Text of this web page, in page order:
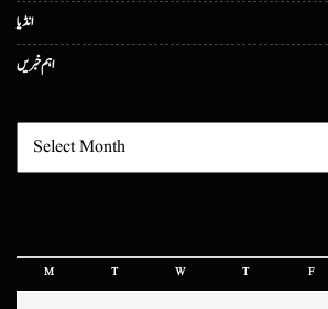
انڈیا
اہم خبریں
M T W T F